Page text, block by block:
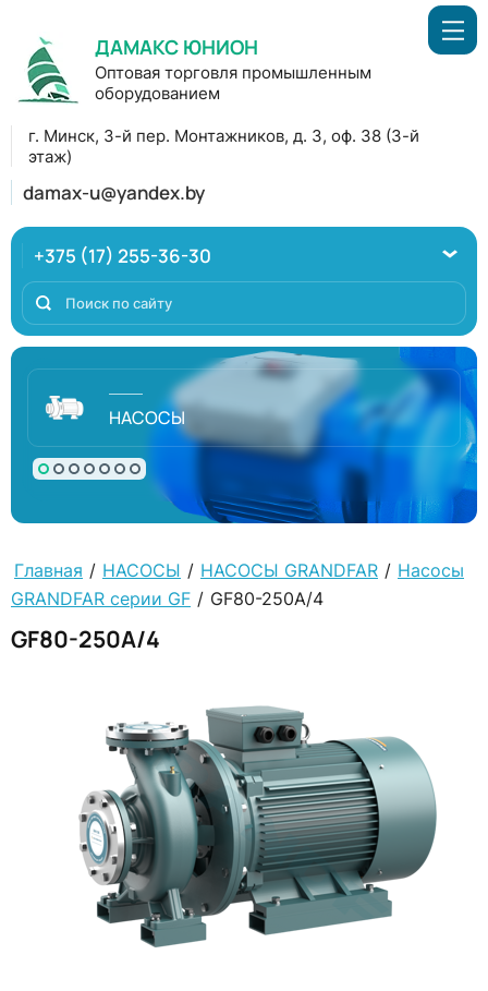
ДАМАКС ЮНИОН
Оптовая торговля промышленным
оборудованием
г. Минск, 3-й пер. Монтажников, д. 3, оф. 38 (3-й
этаж)
damax-u@yandex.by
+375 (17) 255-36-30
НАСОСЫ
Главная / НАСОСЫ / НАСОСЫ GRANDFAR / Насосы
GRANDFAR серии GF / GF80-250A/4
GF80-250A/4